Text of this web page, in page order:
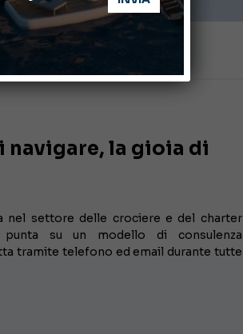
navigare, la gioia di
nel settore delle crociere e del charter
punta su un modello di consulenza
tramite telefono ed email durante tutte